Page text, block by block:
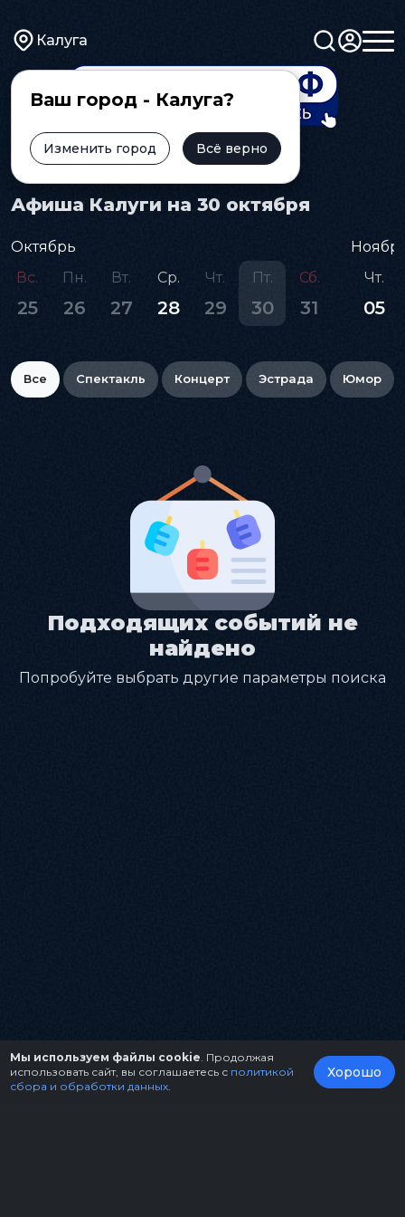
Калуга
Ваш город - Калуга?
Изменить город Всё верно
Главная Афиша
Афиша Калуги на 30 октября
Октябрь
Вс.
25
Пн.
26
Вт.
27
Ср.
28
Чт.
29
Пт.
30
Сб.
31
Чт.
05
Все Спектакль Концерт Эстрада Юмор
Подходящих событий не
найдено
Попробуйте выбрать другие параметры поиска
Мы используем файлы cookie . Продолжая
использовать сайт, вы соглашаетесь с политикой
сбора и обработки данных
Хорошо